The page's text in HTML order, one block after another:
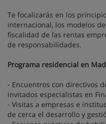
Te focalizarás en los
internacional, los modelos
fiscalidad de las rentas
de responsabilidades.
Programa residencial en
- Encuentros con directivos
invitados especialistas en
- Visitas a empresas e
de cerca el desarrollo y